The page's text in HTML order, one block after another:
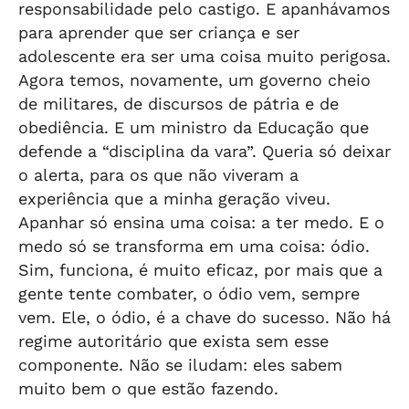
responsabilidade pelo castigo. E apanhávamos
para aprender que ser criança e ser
adolescente era ser uma coisa muito perigosa.
Agora temos, novamente, um governo cheio
de militares, de discursos de pátria e de
obediência. E um ministro da Educação que
defende a “disciplina da vara”. Queria só deixar
o alerta, para os que não viveram a
experiência que a minha geração viveu.
Apanhar só ensina uma coisa: a ter medo. E o
medo só se transforma em uma coisa: ódio.
Sim, funciona, é muito eficaz, por mais que a
gente tente combater, o ódio vem, sempre
vem. Ele, o ódio, é a chave do sucesso. Não há
regime autoritário que exista sem esse
componente. Não se iludam: eles sabem
muito bem o que estão fazendo.